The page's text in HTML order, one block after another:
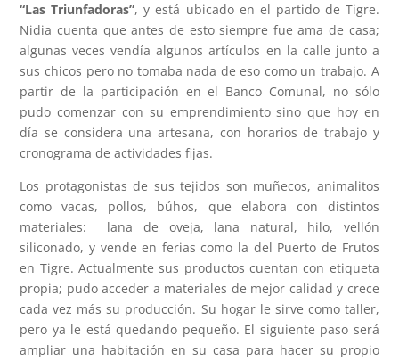
“Las Triunfadoras”, y está ubicado en el partido de Tigre.
Nidia cuenta que antes de esto siempre fue ama de casa;
algunas veces vendía algunos artículos en la calle junto a
sus chicos pero no tomaba nada de eso como un trabajo. A
partir de la participación en el Banco Comunal, no sólo
pudo comenzar con su emprendimiento sino que hoy en
día se considera una artesana, con horarios de trabajo y
cronograma de actividades fijas.
Los protagonistas de sus tejidos son muñecos, animalitos
como vacas, pollos, búhos, que elabora con distintos
materiales: lana de oveja, lana natural, hilo, vellón
siliconado, y vende en ferias como la del Puerto de Frutos
en Tigre. Actualmente sus productos cuentan con etiqueta
propia; pudo acceder a materiales de mejor calidad y crece
cada vez más su producción. Su hogar le sirve como taller,
pero ya le está quedando pequeño. El siguiente paso será
ampliar una habitación en su casa para hacer su propio